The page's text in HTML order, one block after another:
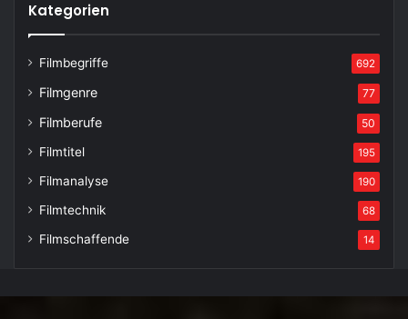
Kategorien
Filmbegriffe 692
Filmgenre 77
Filmberufe 50
Filmtitel 195
Filmanalyse 190
Filmtechnik 68
Filmschaffende 14